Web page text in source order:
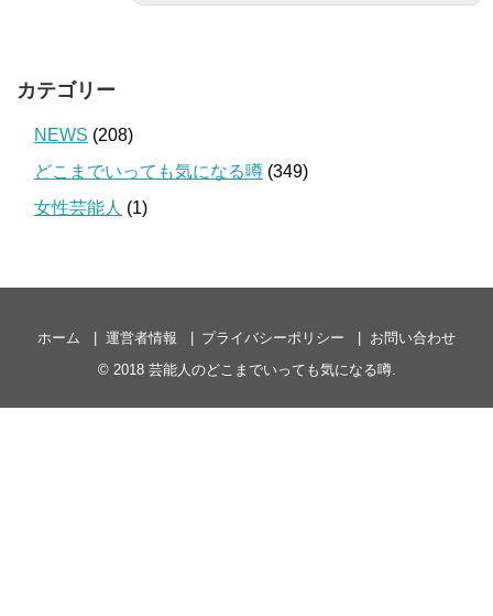
カテゴリー
NEWS (208)
どこまでいっても気になる噂 (349)
女性芸能人 (1)
ホーム 運営者情報 プライバシーポリシー
お問い合わせ
© 2018 芸能人のどこまでいっても気になる噂.